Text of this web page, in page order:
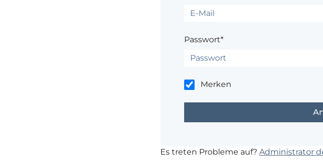
Passwort*
Merken
Es treten Probleme auf? Administrator